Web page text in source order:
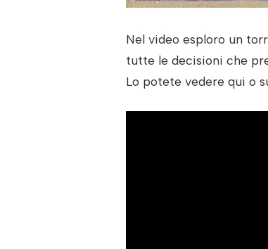
Nel video esploro un
tutte le decisioni che
Lo potete vedere qui o